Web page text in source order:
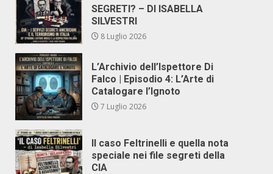
SEGRETI? – DI ISABELLA
SILVESTRI
8 Luglio 2026
L’Archivio dell’Ispettore Di
Falco | Episodio 4: L’Arte di
Catalogare l’Ignoto
7 Luglio 2026
Il caso Feltrinelli e quella nota
speciale nei file segreti della
CIA